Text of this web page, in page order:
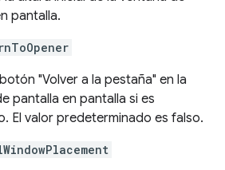
pantalla.
"Volver a la pestaña" en la
pantalla en pantalla si es
El valor predeterminado es falso.